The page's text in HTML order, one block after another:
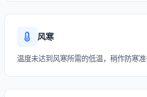
风寒
温度未达到风寒所需的低温，稍作防寒准